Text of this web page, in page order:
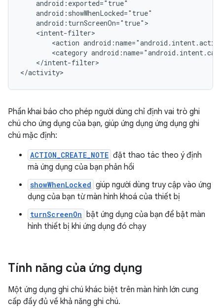
<action
<category
</intent-filter>
Phần khai báo cho phép người dùng chỉ định vai trò ghi
chú cho ứng dụng của bạn, giúp ứng dụng ứng dụng ghi
chú mặc định:
ACTION_CREATE_NOTE đặt thao tác theo ý định
mà ứng dụng của bạn phản hồi
showWhenLocked giúp người dùng truy cập vào ứng
dụng của bạn từ màn hình khoá của thiết bị
turnScreenOn bật ứng dụng của bạn để bật màn
hình thiết bị khi ứng dụng đó chạy
Tính năng của ứng dụng
Một ứng dụng ghi chú khác biệt trên màn hình lớn cung
cấp đầy đủ về khả năng ghi chú.